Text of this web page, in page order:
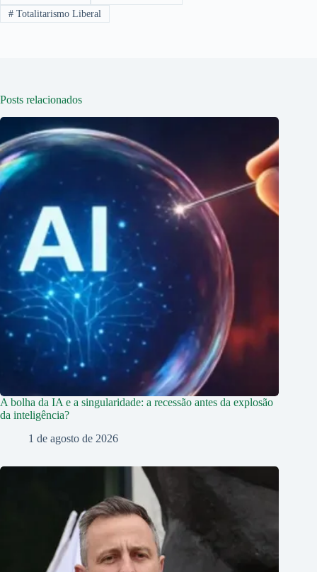
#Totalitarismo Liberal
Posts relacionados
A bolha da IA e a singularidade: a recessão antes da explosão
da inteligência?
1 de agosto de 2026